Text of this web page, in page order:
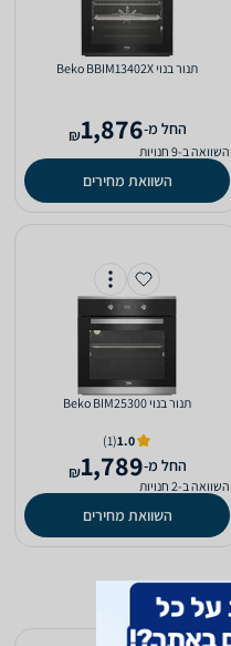
‏תנור בנוי Beko BBIM13402X
‫החל מ-1,876
₪
השוואה ב-9 חנויות
השוואת מחירים
‏תנור בנוי Beko BIM25300
1.0
(1)
‫החל מ-1,789
₪
השוואה ב-2 חנויות
השוואת מחירים